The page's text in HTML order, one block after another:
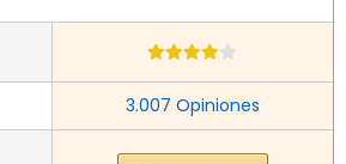
3.007 Opiniones